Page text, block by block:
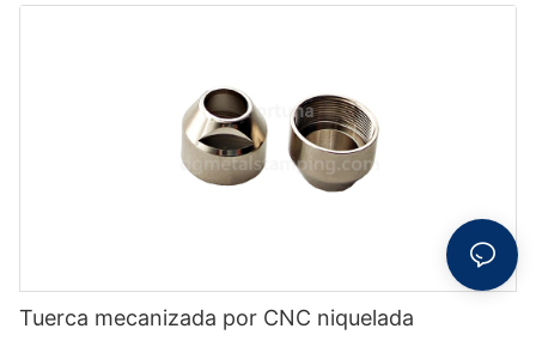
Tuerca mecanizada por CNC niquelada